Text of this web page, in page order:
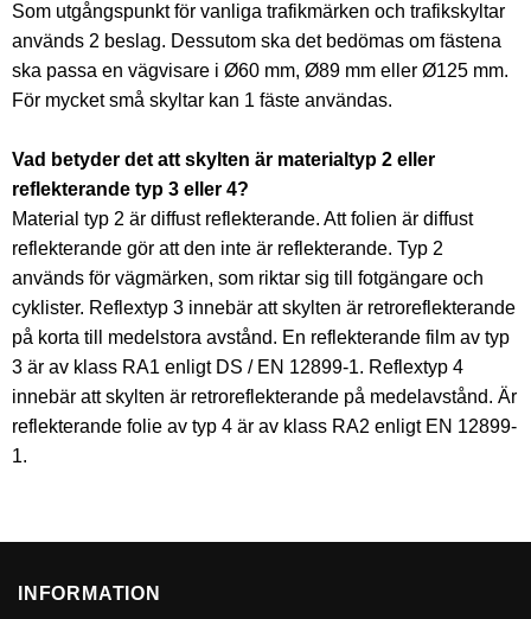
Som utgångspunkt för vanliga trafikmärken och trafikskyltar
används 2 beslag. Dessutom ska det bedömas om fästena
ska passa en vägvisare i Ø60 mm, Ø89 mm eller Ø125 mm.
För mycket små skyltar kan 1 fäste användas.
Vad betyder det att skylten är materialtyp 2 eller
reflekterande typ 3 eller 4?
Material typ 2 är diffust reflekterande. Att folien är diffust
reflekterande gör att den inte är reflekterande. Typ 2
används för vägmärken, som riktar sig till fotgängare och
cyklister. Reflextyp 3 innebär att skylten är retroreflekterande
på korta till medelstora avstånd. En reflekterande film av typ
3 är av klass RA1 enligt DS / EN 12899-1. Reflextyp 4
innebär att skylten är retroreflekterande på medelavstånd. Är
reflekterande folie av typ 4 är av klass RA2 enligt EN 12899-
1.
INFORMATION